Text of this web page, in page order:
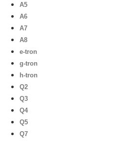
A5
A6
A7
A8
e-tron
g-tron
h-tron
Q2
Q3
Q4
Q5
Q7